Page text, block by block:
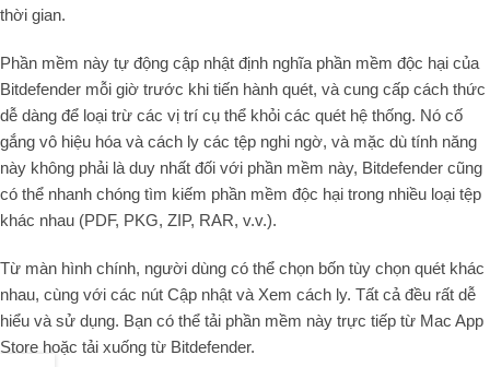
thời gian.
Phần mềm này tự động cập nhật định nghĩa phần mềm độc hại của
Bitdefender mỗi giờ trước khi tiến hành quét, và cung cấp cách thức
dễ dàng để loại trừ các vị trí cụ thể khỏi các quét hệ thống. Nó cố
gắng vô hiệu hóa và cách ly các tệp nghi ngờ, và mặc dù tính năng
này không phải là duy nhất đối với phần mềm này, Bitdefender cũng
có thể nhanh chóng tìm kiếm phần mềm độc hại trong nhiều loại tệp
khác nhau (PDF, PKG, ZIP, RAR, v.v.).
Từ màn hình chính, người dùng có thể chọn bốn tùy chọn quét khác
nhau, cùng với các nút Cập nhật và Xem cách ly. Tất cả đều rất dễ
hiểu và sử dụng. Bạn có thể tải phần mềm này trực tiếp từ Mac App
Store hoặc tải xuống từ Bitdefender.